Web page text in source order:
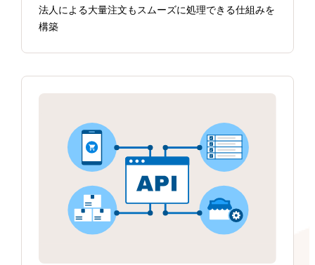
法人による大量注文もスムーズに処理できる仕組みを
構築